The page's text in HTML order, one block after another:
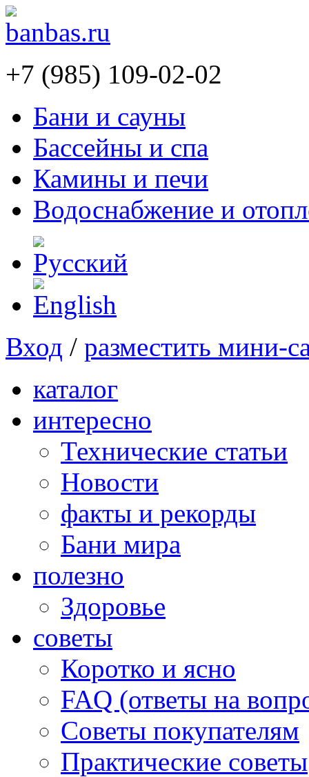
+7 (985) 109-02-02
Бани и сауны
Бассейны и спа
Камины и печи
Водоснабжение и
Вход / разместить мини-
каталог
интересно
Технические статьи
Новости
факты и рекорды
Бани мира
полезно
Здоровье
советы
Коротко и ясно
FAQ (ответы на
Советы покупателям
Практические советы